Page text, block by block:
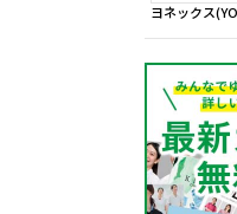
ヨネックス